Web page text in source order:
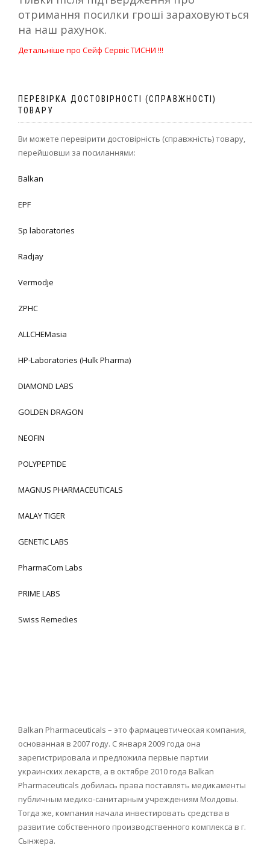
отримання посилки гроші зараховуються
на наш рахунок.
Детальніше про Сейф Сервіс ТИСНИ !!!
ПЕРЕВІРКА ДОСТОВІРНОСТІ (СПРАВЖНОСТІ)
ТОВАРУ
Ви можете перевірити достовірність (справжність) товару,
перейшовши за посиланнями:
Balkan
EPF
Sp laboratories
Radjay
Vermodje
ZPHC
ALLCHEMasia
HP-Laboratories (Hulk Pharma)
DIAMOND LABS
GOLDEN DRAGON
NEOFIN
POLYPEPTIDE
MAGNUS PHARMACEUTICALS
MALAY TIGER
GENETIC LABS
PharmaCom Labs
PRIME LABS
Swiss Remedies
Balkan Pharmaceuticals – это фармацевтическая компания,
основанная в 2007 году. С января 2009 года она
зарегистрировала и предложила первые партии
украинских лекарств, а в октябре 2010 года Balkan
Pharmaceuticals добилась права поставлять медикаменты
публичным медико-санитарным учреждениям Молдовы.
Тогда же, компания начала инвестировать средства в
развитие собственного производственного комплекса в г.
Сынжера.